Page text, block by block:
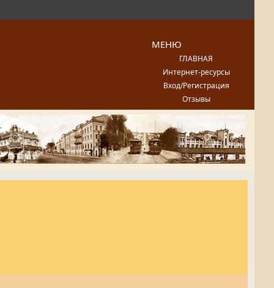
МЕНЮ
ГЛАВНАЯ
Интернет-ресурсы
Вход/Регистрация
Отзывы